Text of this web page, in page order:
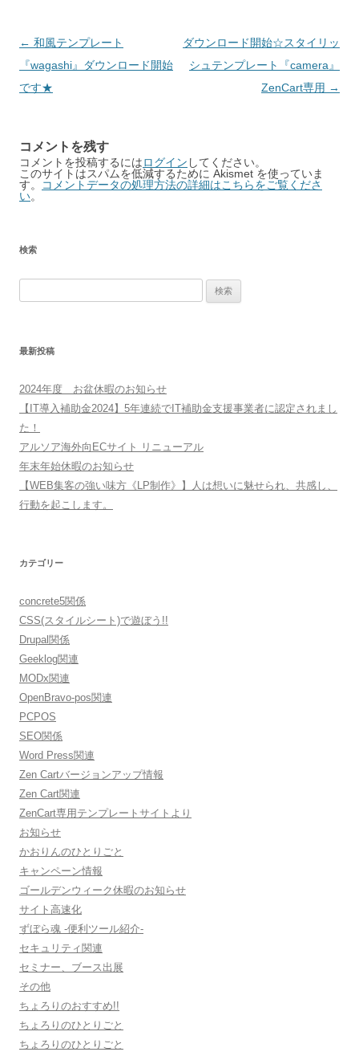
Post
navigation
← 和風テンプレート
『wagashi』ダウンロード開始
です★
ダウンロード開始☆スタイリッ
シュテンプレート『camera』
ZenCart専用 →
コメントを残す
コメントを投稿するにはログイン してください。
このサイトはスパムを低減するために Akismet を使っていま
す。
コメントデータの処理方法の詳細はこちらをご覧くださ
い。
検索
最新投稿
2024年度 お盆休暇のお知らせ
【IT導入補助金2024】5年連続でIT補助金支援事業者に認定されまし
た！
アルソア海外向ECサイト リニューアル
年末年始休暇のお知らせ
【WEB集客の強い味方《LP制作》】人は想いに魅せられ、共感し、
行動を起こします。
カテゴリー
concrete5関係
CSS(スタイルシート)で遊ぼう!!
Drupal関係
Geeklog関連
MODx関連
OpenBravo-pos関連
PCPOS
SEO関係
Word Press関連
Zen Cartバージョンアップ情報
Zen Cart関連
ZenCart専用テンプレートサイトより
お知らせ
かおりんのひとりごと
キャンペーン情報
ゴールデンウィーク休暇のお知らせ
サイト高速化
ずぼら魂 -便利ツール紹介-
セキュリティ関連
セミナー、ブース出展
その他
ちょろりのおすすめ!!
ちょろりのひとりごと
ちょろりのひとりごと